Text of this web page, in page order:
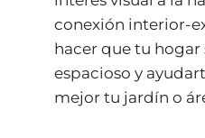
conexión interior-
hacer que tu hogar
espacioso y
mejor tu jardín o